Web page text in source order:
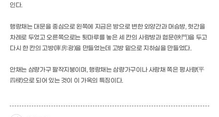
인다.
행랑채는 대문을 중심으로 왼쪽에 지금은 방으로 변한 외양간과 머슴방, 헛간을
차례로 두었고 오른쪽으로는 툇마루를 놓은 세 칸의 사랑방과 협문(狹門)을 두고
다시 한 칸의 고방(庫房:광)을 만들었는데 고방 밑으로 지하실을 만들었다.
안채는 삼량가구 팔작지붕이며, 행랑채는 삼량가구이나 사랑채 쪽은 평사량(平
四樑)으로 되어 있는 것이 이 가옥의 특징이다.